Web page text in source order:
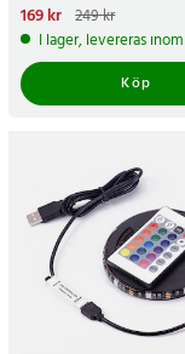
Nuvarande pris
pris:249 kr
169 kr 249 kr
I lager, levereras inom
Köp